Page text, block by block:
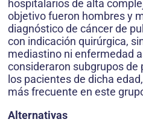
hospitalarios de alta
objetivo fueron hombres y
diagnóstico de cáncer de
con indicación quirúrgica,
mediastino ni enfermedad
consideraron subgrupos de
los pacientes de dicha
más frecuente en este
Alternativas